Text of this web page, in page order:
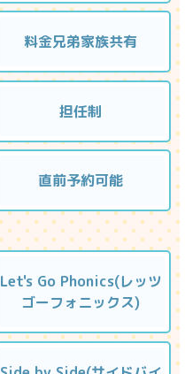
料金兄弟家族共有
担任制
直前予約可能
Let's Go Phonics(レッツ
ゴーフォニックス)